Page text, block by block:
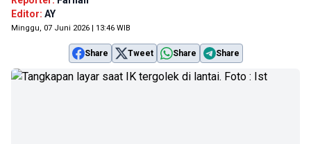
Editor: AY
Minggu, 07 Juni 2026 | 13:46 WIB
Share Tweet Share Share